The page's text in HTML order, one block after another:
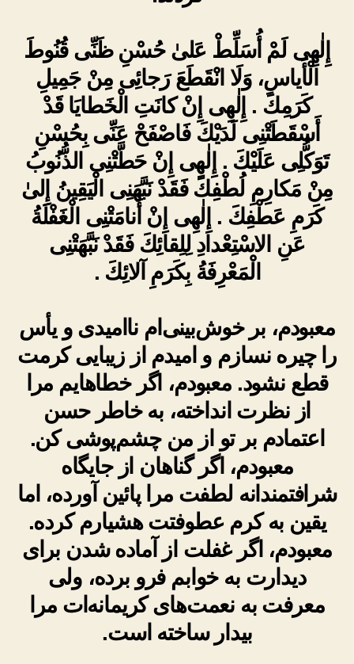
إِلٰهِى لَمْ أُسَلِّطْ عَلىٰ حُسْنِ ظَنِّى قُنُوطَ
الْأَياسِ، وَلَا انْقَطَعَ رَجائِى مِنْ جَمِيلِ
كَرَمِكَ . إِلٰهِى إِنْ كانَتِ الْخَطايَا قَدْ
أَسْقَطَتْنِى لَدَيْكَ فَاصْفَحْ عَنِّى بِحُسْنِ
تَوَكُّلِى عَلَيْكَ . إِلٰهِى إِنْ حَطَّتْنِى الذُّنُوبُ
مِنْ مَكارِمِ لُطْفِكَ فَقَدْ نَبَّهَنِى الْيَقِينُ إِلىٰ
كَرَمِ عَطْفِكَ . إِلٰهِى إِنْ أَنامَتْنِى الْغَفْلَةُ
عَنِ الاسْتِعْدادِ لِلِقائِكَ فَقَدْ نَبَّهَتْنِى
الْمَعْرِفَةُ بِكَرَمِ آلائِكَ .
معبودم، بر خوش‌بینی‌ام ناامیدی و یأس
را چیره نسازم و امیدم از زیبایی کرمت
قطع نشود. معبودم، اگر خطاهایم مرا
از نظرت انداخته، به خاطر حسن
اعتمادم بر تو از من چشم‌پوشی کن.
معبودم، اگر گناهان از جایگاه
شرافتمندانه لطفت مرا پائین آورده، اما
یقین به کرم عطوفتت هشیارم کرده.
معبودم، اگر غفلت از آماده شدن برای
دیدارت به خوابم فرو برده، ولی
معرفت به نعمت‌های کریمانه‌ات مرا
بیدار ساخته است.